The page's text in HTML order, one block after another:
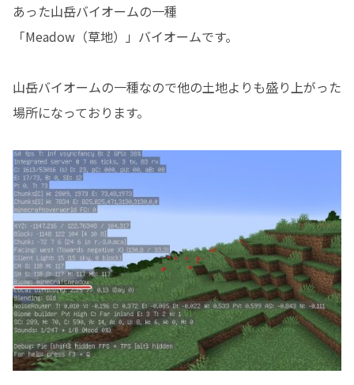
あった山岳バイオームの一種
「Meadow（草地）」バイオームです。
山岳バイオームの一種なので他の土地よりも盛り上がった
場所になっております。